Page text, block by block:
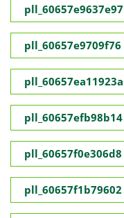
pll_60657e9637e97
pll_60657e9709f76
pll_60657ea11923a
pll_60657efb98b14
pll_60657f0e306d8
pll_60657f1b79602